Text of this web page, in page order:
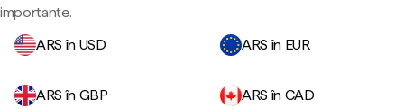
importante.
ARS în USD
ARS în EUR
ARS în GBP ARS în CAD